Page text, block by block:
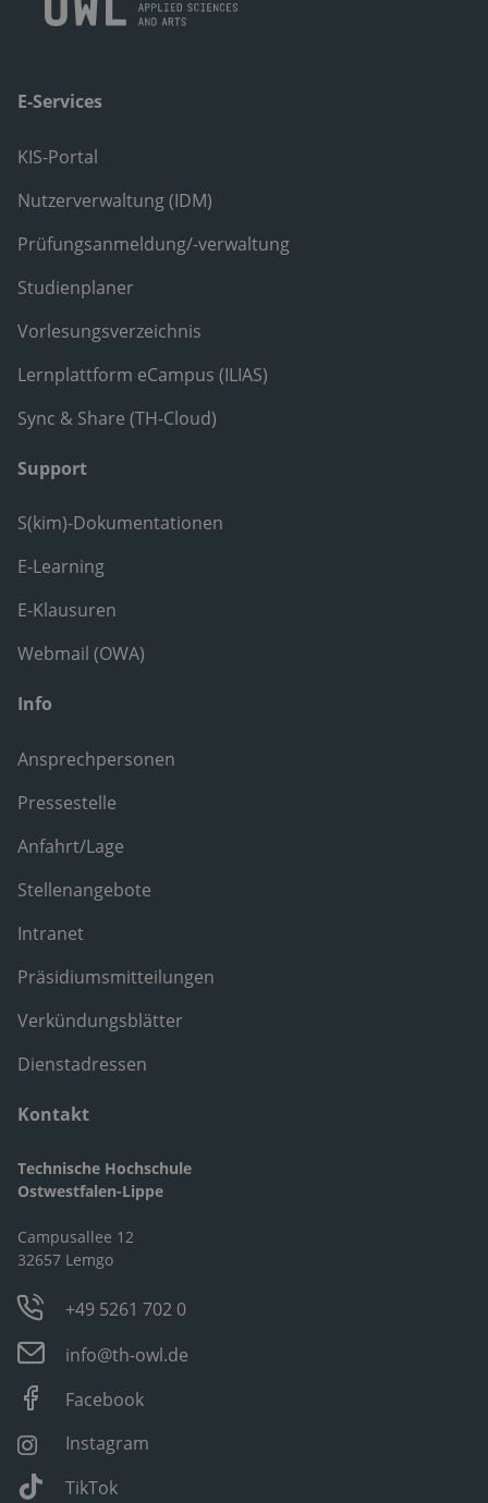
E-Services
KIS-Portal
Nutzerverwaltung (IDM)
Prüfungsanmeldung/-verwaltung
Studienplaner
Vorlesungsverzeichnis
Lernplattform eCampus (ILIAS)
Sync & Share (TH-Cloud)
Support
S(kim)-Dokumentationen
E-Learning
E-Klausuren
Webmail (OWA)
Info
Ansprechpersonen
Pressestelle
Anfahrt/Lage
Stellenangebote
Intranet
Präsidiumsmitteilungen
Verkündungsblätter
Dienstadressen
Kontakt
Technische Hochschule
Ostwestfalen-Lippe
Campusallee 12
32657 Lemgo
+49 5261 702 0
info@th-owl.de
Facebook
Instagram
TikTok